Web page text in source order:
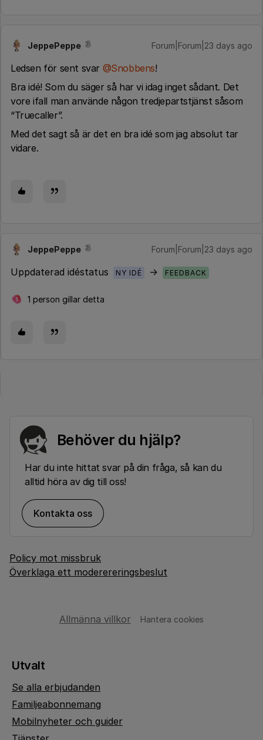
JeppePeppe Forum|Forum|23 days ago
Ledsen för sent svar ​ @Snobbens!
Bra idé! Som du säger så har vi idag inget sådant. Det
vore ifall man använde någon tredjepartstjänst såsom
“Truecaller”.
Med det sagt så är det en bra idé som jag absolut tar
vidare.
JeppePeppe Forum|Forum|23 days ago
Uppdaterad idéstatus NY IDÉ → FEEDBACK
S 1 person gillar detta
Behöver du hjälp?
Har du inte hittat svar på din fråga, så kan du
alltid höra av dig till oss!
Kontakta oss
Policy mot missbruk
Överklaga ett moderereringsbeslut
Allmänna villkor Hantera cookies
Utvalt
Se alla erbjudanden
Familjeabonnemang
Mobilnyheter och guider